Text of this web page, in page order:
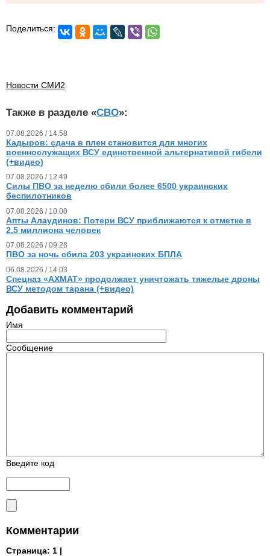
Поделиться:
Новости СМИ2
Также в разделе «СВО»:
07.08.2026 / 14.58
Кадыров: сдача в плен становится для многих
военнослужащих ВСУ единственной альтернативой гибели
(+видео)
07.08.2026 / 12.49
Силы ПВО за неделю сбили более 6500 украинских
беспилотников
07.08.2026 / 10.00
Апты Алаудинов: Потери ВСУ приближаются к отметке в
2,5 миллиона человек
07.08.2026 / 09.28
ПВО за ночь сбила 203 украинских БПЛА
06.08.2026 / 14.03
Спецназ «АХМАТ» продолжает уничтожать тяжелые дроны
ВСУ методом тарана (+видео)
Добавить комментарий
Имя
Сообщение
Введите код
Комментарии
Страница: 1 |